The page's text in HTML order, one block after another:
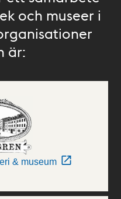
och museer i
är:
& museum